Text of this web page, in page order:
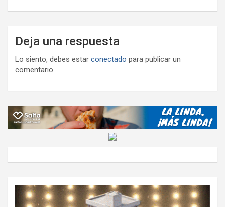
Deja una respuesta
Lo siento, debes estar conectado para publicar un
comentario.